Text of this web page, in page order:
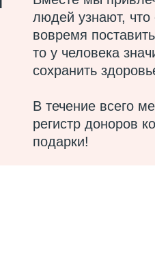
людей узнают,
вовремя
то у человека
сохранить
В течение всего
регистр доноров
подарки!